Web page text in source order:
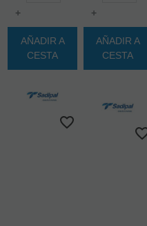
+
AÑADIR A
CESTA
+
AÑADIR A
CESTA